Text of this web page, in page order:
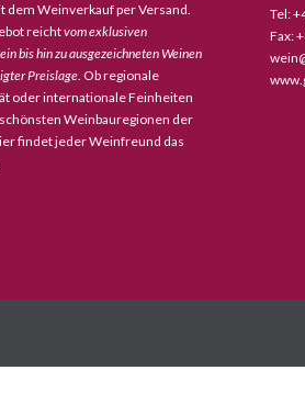
dem Weinverkauf per Versand.
reichtvom exklusiven
bis hin zu ausgezeichneten Weinen
Preislage. Ob regionale
oder internationale Feinheiten
Weinbauregionen der
findet jeder Weinfreund das
Tel:
Fax: